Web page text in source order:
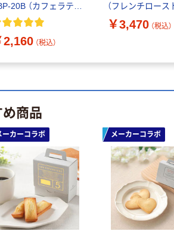
20B （カフェラテ・
ラメルラテ・カフェ
2,160 （税込）
（フレンチロース
糖・微糖、アーリー
ド無糖）1箱（3本入）
￥3,470 （税込）
商品
ーカーコラボ メーカーコラボ